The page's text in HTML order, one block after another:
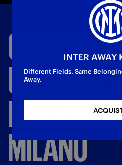
UFFICIALE
MILANO
INTER AWAY
Different Fields. Same
Away.